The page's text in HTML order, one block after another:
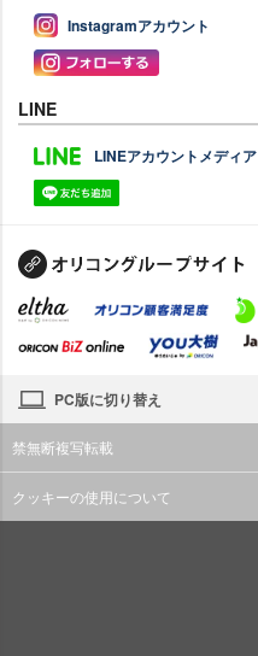
Instagramアカウント
LINE
LINEアカウントメディア
PC版に切り替え
禁無断複写転載
クッキーの使用について